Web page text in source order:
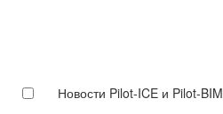
Новости Pilot-ICE и Pilot-BIM